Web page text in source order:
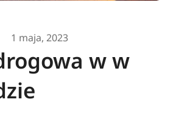
1 maja, 2023
w w